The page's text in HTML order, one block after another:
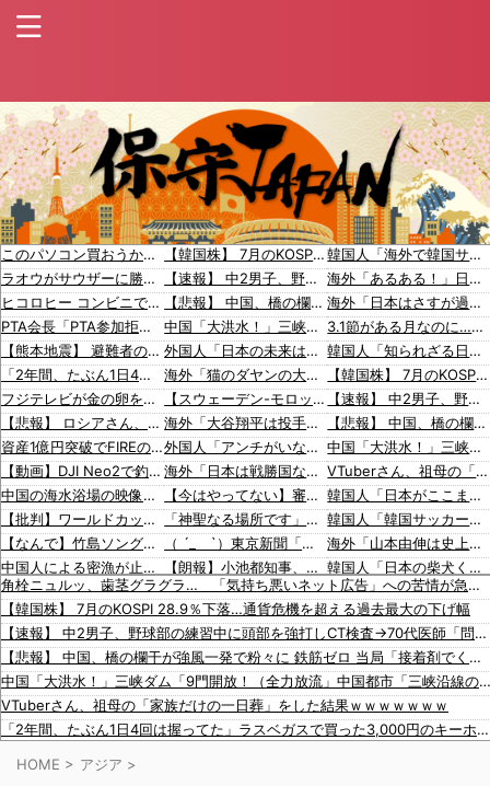
このパソコン買おうか迷ってるから背中を刺してくれｗｗｗ
ラオウがサウザーに勝てないって信じられないんだが…
ヒコロヒー コンビニで割引おにぎりは〝絶対買わない〟理由
PTA会長「PTA参加拒否した親へ最終警告。こうなってもいい？」
【熊本地震】 避難者の食生活、改善急務…調理できず「パン飽き飽き」断水なお３万戸超
「2年間、たぶん1日4回は握ってた」ラスベガスで買った3,000円のキーホルダーを調べたら
フジテレビが金の卵を産む鶏を自ら絞め〇した模様、社運を賭けたドル箱コンテンツが御蔵入りになってしまい……
【悲報】 ロシアさん、ついに国民の財産を没収しはじめる
資産1億円突破でFIREの45歳独身男性が半年後に仕事復帰を決意した「1通の通知」
【動画】DJI Neo2で釣りの自撮りをしようとした男の悲劇（ノ∇`）
中国の海水浴場の映像があまりにも・・・
【批判】ワールドカップ決勝のハーフタイムショー、英紙｢BTSが出てきて悪夢かと思った｣
【なんで】竹島ソングを歌う韓国アイドルグループが待望の日本デビュー
中国人による密漁が止まらない
警察がスーパーで暴れる刃物男を射〇「発砲は適正か？」
【動画】タイのティパンコーン王子が日本人女性とデートか？
【悲報】ロシア報道官「広島市長は毎年、ロシアを嫌悪する『偽りの呪文』を繰り返し、日本人をゾンビ化させている」と主張
文在寅、航空未経験の娘婿を重役にして収賄で起訴された
【韓国サッカー協会】外国人審判約10人に性的接待か 計1496回、約2億ウォン（約2200万円）
韓国のサッカー協会、W杯予選等を裁くために訪韓した外国人審判を「性接待」していた……大して強くもないチームが潤沢な予算を持ってりゃそうなるわな
【動画】これはお見事。中国重慶市で珍しい事故が撮影される。
【韓国株】 7月のKOSPI 28.9％下落…通貨危機を超える過去最大の下げ幅
【速報】 中2男子、野球部の練習中に頭部を強打しCT検査→70代医師「問題ないです」→中学生〇亡「他人のCT画像みてました」
【悲報】 中国、橋の欄干が強風一発で粉々に 鉄筋ゼロ 当局「接着剤でくっつけただけ」「正常で、品質問題はない」
中国「大洪水！」三峡ダム「9門開放！（全力放流」中国都市「三峡沿線の道路水没」中国政府「高速道路封鎖！」中国ダム「緊急放流に合わせて開門（土砂崩れ発生」→
外国人「日本の未来は安泰だ」16歳MF三井寺眞、衝撃ゴール！久保建英超え歴代2位の記録！3得点に絡む活躍で海外絶賛！【海外の反応】
海外「猫のダヤンの大阪限定トートバッグを買ってきた！」大阪旅行で買ってきたものに対する海外の反応
【スウェーデン-モロッコ】心配する理由はこれだけ…？【ポーランドボール】
海外「大谷翔平は投手としてどれくらいすごいの？野球初心者のおれに教えて」目の肥えたMLBファンが語る評価は・・・【海外の反応】
外国人「アンチがいない女性アニメキャラといえば誰が思い浮かぶ？」
海外「日本は戦勝国なんだよ」 戦後の日本人の特別な生き様に各国から称賛の声
【今はやってない】審判への性接待疑惑、大韓サッカー協会が声明「現在は一切発生していない」「世界中のサッカー界関係者の皆さんにお詫び」
「神聖なる場所です」靖国神社、境内におけるコスプレや軍装の禁止を発表
（ ´_ゝ`）東京新聞「小池都知事、今年も虐〇された朝鮮人犠牲者らを追悼文を送付しない意向。10年連続」
【朗報】小池都知事、高市首相と会談し「墓地埋葬法」の改正を要請 国と都が連携し民間への指導強化を進める方向で一致
蓮舫議員「蓮舫だから叩いていい、との報道に何度も向き合ってきました。悔しくても」
韓国人「海外が想像する韓国人キャラクターのイメージがこちら・・・」
「猫が車を凝視してると思ったら、自分に見とれていた…」（動画）
16歳の清水空跳が100m10秒00を記録して桐生祥秀の高校記録を更新、海外陸上競技ファンも大衝撃（海外の反応）
韓国人「海外で韓国サッカーの2002年ベスト4の実力は、実際にはどれくらい認められてるんだ…？（ブルブル」＝韓国の反応
海外「あるある！」日本を旅行した外国人が患う新たな症状「日本語PTSD」に海外が大騒ぎ
海外「日本はさすが過ぎるｗ」 日本は野生動物の喧嘩さえ可愛くなってしまうと世界が騒然
3.1節がある月なのに…3月のカレンダーに日本の富士山・大阪城・桜が描かれ物議＝韓国の反応
韓国人「知られざる日本だけの半導体技術がこちらです‥」→「サムスンがなければiPhoneが作れないと信じていたのに‥」
【韓国株】 7月のKOSPI 28.9％下落…通貨危機を超える過去最大の下げ幅
【速報】 中2男子、野球部の練習中に頭部を強打しCT検査→70代医師「問題ないです」→中学生〇亡「他人のCT画像みてました」
【悲報】 中国、橋の欄干が強風一発で粉々に 鉄筋ゼロ 当局「接着剤でくっつけただけ」「正常で、品質問題はない」
中国「大洪水！」三峡ダム「9門開放！（全力放流」中国都市「三峡沿線の道路水没」中国政府「高速道路封鎖！」中国ダム「緊急放流に合わせて開門（土砂崩れ発生」→
VTuberさん、祖母の「家族だけの一日葬」をした結果ｗｗｗｗｗｗｗ
韓国人「日本がここまでの観光大国に発展した本当の理由がこちら…」→「昔から日本は愛されてた…（ﾌﾞﾙﾌﾞﾙ」＝韓国の反応
韓国人「韓国サッカー協会の性接待報道、海外でも大騒ぎに・・・2002年W杯4強の記録取り消しの声も」→「マジで国の恥だ」「2002年まで疑う価値がある」「国民や国が築いた国格をサッカー選手が足で蹴り飛ばすね」
海外「山本由伸は史上最高の日本人投手になれる？」
韓国人「日本の柴犬くん散歩中の暑さに耐えられなかった結果」
韓国人「最近の日本アニメ業界の勢力図を変えたと言われる作品がこちら…」→「こういうのが面白い…（ﾌﾞﾙﾌﾞﾙ」＝韓国の反応
韓国人「韓国サッカー協会関係者が『不適切接待は慣行だった』と衝撃発言！日韓ワールドカップ4強にも疑いの視線が向けられる」
海外「大谷翔平が勝ち越しの絶好機でダブルプレー…」
海外「大谷翔平がドジャースでfWAR25.0到達！歴史的ペースに海外騒然…」
海外「大谷翔平が1試合2発！完全に人間離れしているんだが…」
角栓ニュルッ、歯茎グラグラ… 「気持ち悪いネット広告」への苦情が急増 [8/8]
【韓国株】 7月のKOSPI 28.9％下落…通貨危機を超える過去最大の下げ幅
【速報】 中2男子、野球部の練習中に頭部を強打しCT検査→70代医師「問題ないです」→中学生〇亡「他人のCT画像みてました」
【悲報】 中国、橋の欄干が強風一発で粉々に 鉄筋ゼロ 当局「接着剤でくっつけただけ」「正常で、品質問題はない」
中国「大洪水！」三峡ダム「9門開放！（全力放流」中国都市「三峡沿線の道路水没」中国政府「高速道路封鎖！」中国ダム「緊急放流に合わせて開門（土砂崩れ発生」→
VTuberさん、祖母の「家族だけの一日葬」をした結果ｗｗｗｗｗｗｗ
「2年間、たぶん1日4回は握ってた」ラスベガスで買った3,000円のキーホルダーを調べたら
HOME > アジア >